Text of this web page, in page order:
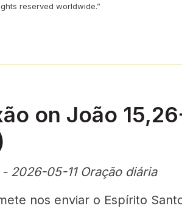
reserved worldwide.”
on João
2026-05-11 Oração diária
nos enviar o Espírito